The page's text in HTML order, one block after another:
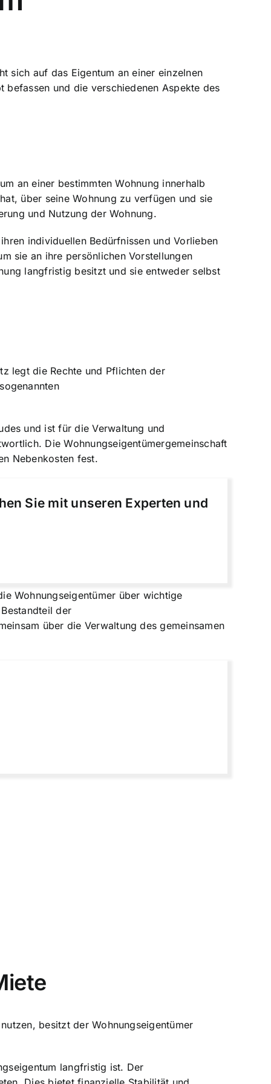
sich auf das Eigentum an einer einzelnen
befassen und die verschiedenen Aspekte des
an einer bestimmten Wohnung innerhalb
über seine Wohnung zu verfügen und sie
und Nutzung der Wohnung.
individuellen Bedürfnissen und Vorlieben
sie an ihre persönlichen Vorstellungen
langfristig besitzt und sie entweder selbst
legt die Rechte und Pflichten der
und ist für die Verwaltung und
Die Wohnungseigentümergemeinschaft
Nebenkosten fest.
Sie mit unseren Experten und
Wohnungseigentümer über wichtige
der
über die Verwaltung des gemeinsamen
besitzt der Wohnungseigentümer
langfristig ist. Der